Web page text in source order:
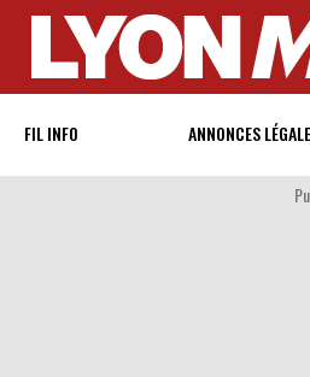
FIL INFO ANNONCES